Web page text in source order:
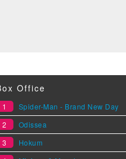
Office
1
Spider-Man - Brand New Day
2
Odissea
3
Hokum